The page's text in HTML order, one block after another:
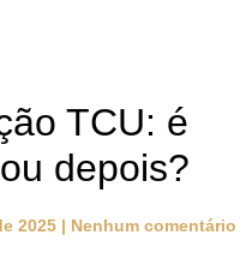
TCU: é
depois?
2025 Nenhum comentário